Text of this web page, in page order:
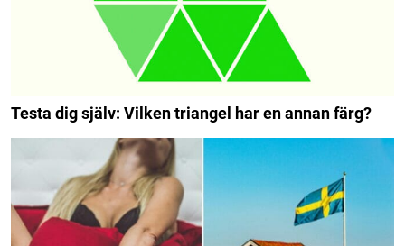
Testa dig själv: Vilken triangel har en annan färg?